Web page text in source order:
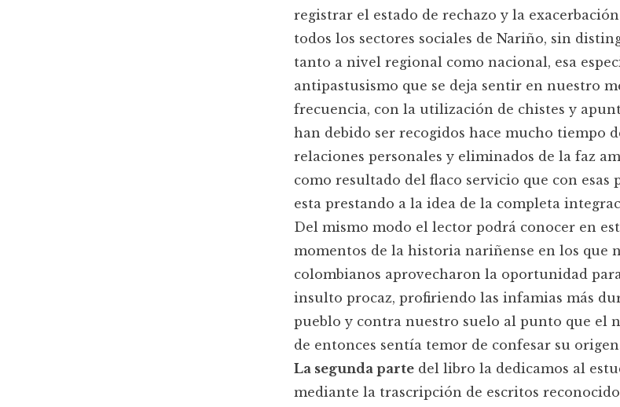
registrar el estado de rechazo y la
todos los sectores sociales de Nariño, sin
tanto a nivel regional como nacional, esa
antipastusismo que se deja sentir en nuestro
frecuencia, con la utilización de chistes y
han debido ser recogidos hace mucho tiempo
relaciones personales y eliminados de la faz
como resultado del flaco servicio que con esas
esta prestando a la idea de la completa
Del mismo modo el lector podrá conocer en
momentos de la historia nariñense en los que
colombianos aprovecharon la oportunidad
insulto procaz, profiriendo las infamias más
pueblo y contra nuestro suelo al punto que el
de entonces sentía temor de confesar su
La segunda parte del libro la dedicamos al
mediante la trascripción de escritos